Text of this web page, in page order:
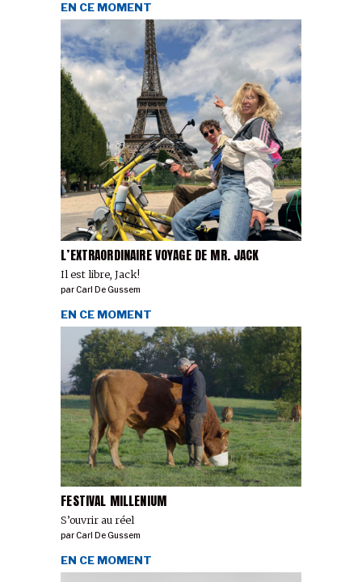
L’EXTRAORDINAIRE VOYAGE DE MR. JACK
Il est libre, Jack!
EN CE MOMENT
parCarl De Gussem
FESTIVAL MILLENIUM
S’ouvrir au réel
EN CE MOMENT
parCarl De Gussem
EN CE MOMENT